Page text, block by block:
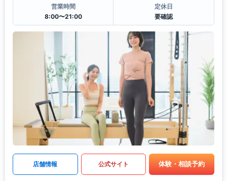
営業時間
8:00〜21:00
定休日
要確認
店舗情報 公式サイト 体験・相談予約